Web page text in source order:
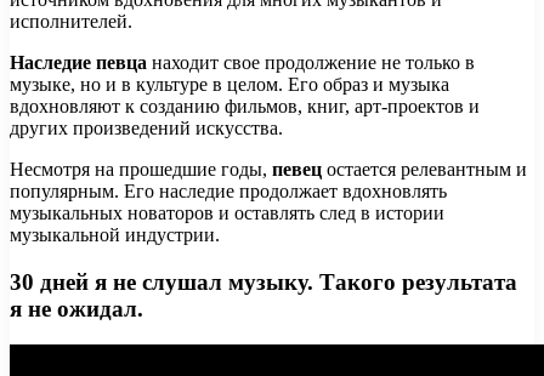
исполнителей.
Наследие певца находит свое продолжение не только в
музыке, но и в культуре в целом. Его образ и музыка
вдохновляют к созданию фильмов, книг, арт-проектов и
других произведений искусства.
Несмотря на прошедшие годы, певец остается релевантным и
популярным. Его наследие продолжает вдохновлять
музыкальных новаторов и оставлять след в истории
музыкальной индустрии.
30 дней я не слушал музыку. Такого результата
я не ожидал.